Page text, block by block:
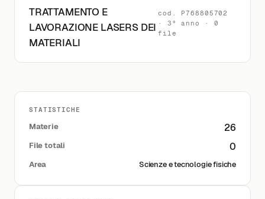
TRATTAMENTO E
LAVORAZIONE LASERS DEI
MATERIALI
cod. P768805702
· 3° anno · 0
file
STATISTICHE
Materie 26
File totali 0
Area Scienze e tecnologie fisiche